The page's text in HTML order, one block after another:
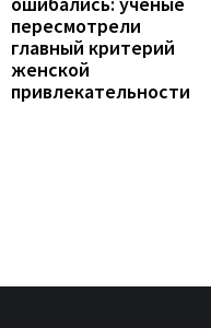
пересмотрели
главный критерий
женской
привлекательности